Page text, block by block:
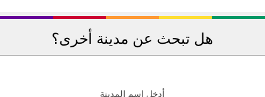
هل تبحث عن مدينة أخرى؟
أدخل اسم المدينة